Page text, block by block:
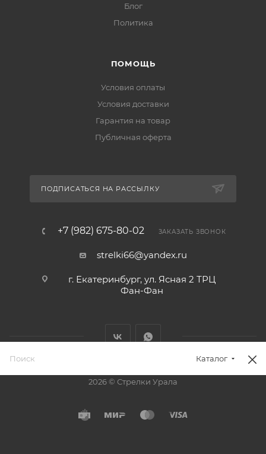
Блог
Политика
ПОМОЩЬ
Условия оплаты
Условия доставки
Гарантия на товар
Публичная оферта
ПОДПИСАТЬСЯ НА РАССЫЛКУ
+7 (982) 675-80-02 ЗАКАЗАТЬ ЗВОНОК
strelki66@yandex.ru
г. Екатеринбург, ул. Ясная 2 ТРЦ
Фан-Фан
2026 © Стрелки Урала
Каталог